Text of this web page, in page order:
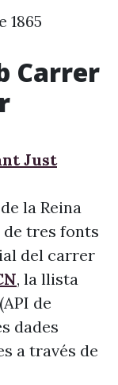
1865
Carrer
Just
la Reina
tres fonts
del carrer
, la llista
(API de
dades
a través de